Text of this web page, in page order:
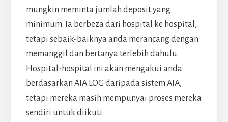
mungkin meminta jumlah deposit yang
minimum. Ia berbeza dari hospital ke hospital,
tetapi sebaik-baiknya anda merancang dengan
memanggil dan bertanya terlebih dahulu.
Hospital-hospital ini akan mengakui anda
berdasarkan AIA LOG daripada sistem AIA,
tetapi mereka masih mempunyai proses mereka
sendiri untuk diikuti.